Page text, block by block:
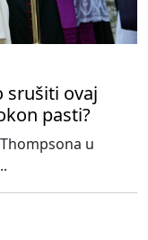
srušiti ovaj
pasti?
u